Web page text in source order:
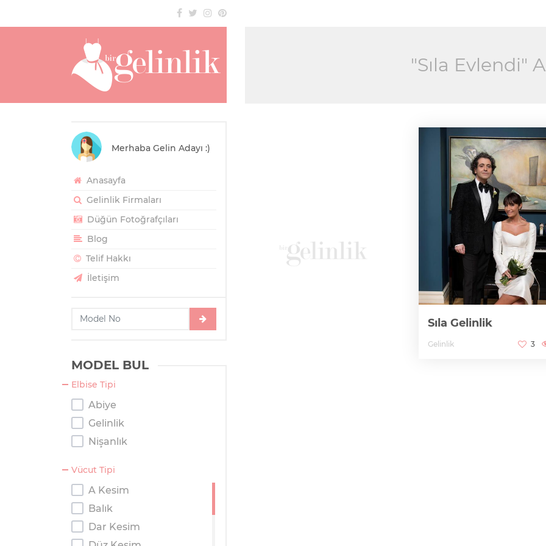
Merhaba Gelin Adayı :)
Anasayfa
Gelinlik Firmaları
Düğün Fotoğrafçıları
Blog
Telif Hakkı
İletişim
MODEL BUL
Elbise Tipi
Abiye
Gelinlik
Nişanlık
Vücut Tipi
A Kesim
Balık
Dar Kesim
"Sıla Evlendi"
Sıla Gelinlik
Gelinlik 3